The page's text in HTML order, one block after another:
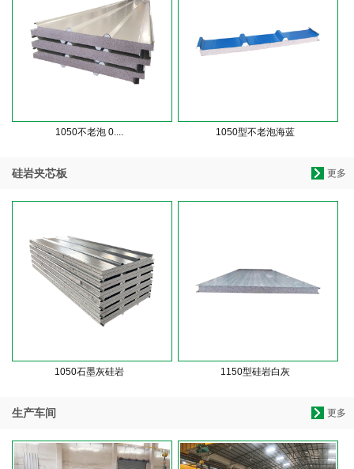
1050不老泡 0.... 1050型不老泡海蓝
更多
硅岩夹芯板
1050石墨灰硅岩 1150型硅岩白灰
更多
生产车间